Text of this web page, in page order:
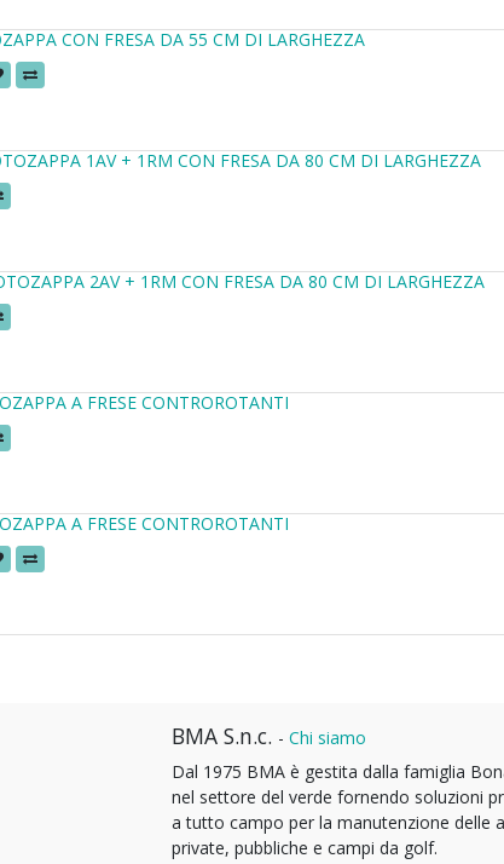
CON FRESA DA 55 CM DI LARGHEZZA
1AV + 1RM CON FRESA DA 80 CM DI LARGHEZZA
2AV + 1RM CON FRESA DA 80 CM DI LARGHEZZA
A FRESE CONTROROTANTI
A FRESE CONTROROTANTI
BMA S.n.c. - Chi siamo
Dal 1975 BMA è gestita dalla famiglia
nel settore del verde fornendo soluzioni
a tutto campo per la manutenzione delle
private, pubbliche e campi da golf.